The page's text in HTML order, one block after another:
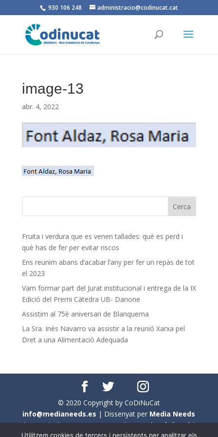
930 106 248 administracio@codinucat.cat
image-13
abr. 4, 2022
Fruita i verdura que es venen tallades: què es perd i
què has de fer per evitar riscos
Ens reunim abans d’acabar l’any per fer un repàs de tot
el 2023
Vam formar part del Jurat institucional i entrega de la IX
Edició del Premi Càtedra UB- Danone
Assistim al 75è aniversari de Blanquerna
La Sra. Inés Navarro va assistir a la reunió Xarxa pel
Dret a una Alimentació Adequada
© 2020 Copyright by CoDiNuCat
info@medianeeds.es | Dissenyat per Media Needs
| Tots els drets reservats aCoDiNuCat |Avís legal|
Utilitzem cookies de tercers i persistents per analitzar els